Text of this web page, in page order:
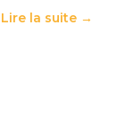
Lire la suite →